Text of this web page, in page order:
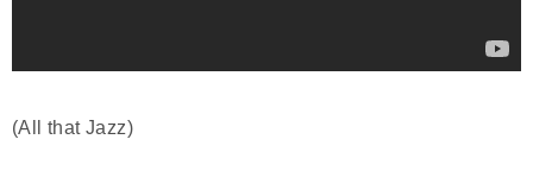
(All that Jazz)